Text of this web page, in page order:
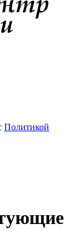
Политикой